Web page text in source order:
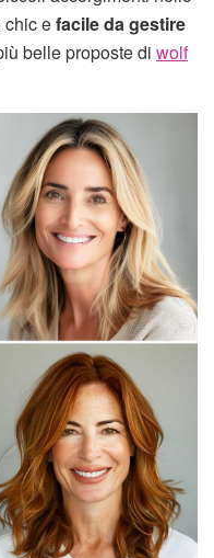
chic efacile da gestire
belle proposte di wolf